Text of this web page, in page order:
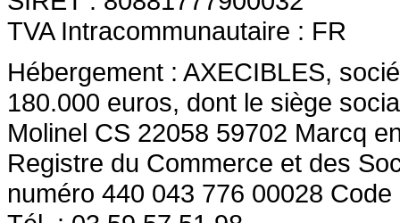
TVA Intracommunautaire : FR
Hébergement : AXECIBLES,
180.000 euros, dont le siège
Molinel CS 22058 59702 Marcq
Registre du Commerce et des
numéro 440 043 776 00028